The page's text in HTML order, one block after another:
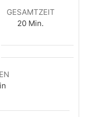
GESAMTZEIT
20Minuten
Min.